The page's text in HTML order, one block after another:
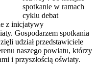
spotkanie w ramach
cyklu debat
z inicjatywy
Gospodarzem spotkania
udział przedstawiciele
naszego powiatu, którzy
i przyszłością oświaty.